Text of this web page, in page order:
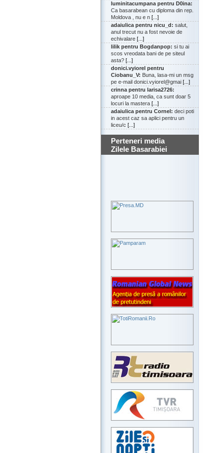
luminitacumpana pentru D0ina:
Ca basarabean cu diploma din rep.
Moldova , nu e n [...]
adaiulica pentru nicu_d: salut,
anul trecut nu a fost nevoie de
echivalare [...]
lilik pentru Bogdanpop: si tu ai
scos vreodata bani de pe siteul
asta? [...]
donici.vyiorel pentru
Ciobanu_V: Buna, lasa-mi un msg
pe e-mail donici.vyiorel@gmai [...]
crinna pentru larisa2726:
aproape 10 media, ca sunt doar 5
locuri la mastera [...]
adaiulica pentru Cornel: deci poti
in acest caz sa aplici pentru un
liceu/c [...]
Perteneri media
Zilele Basarabiei